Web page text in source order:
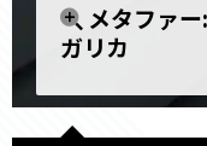
メタファ
ガリカ